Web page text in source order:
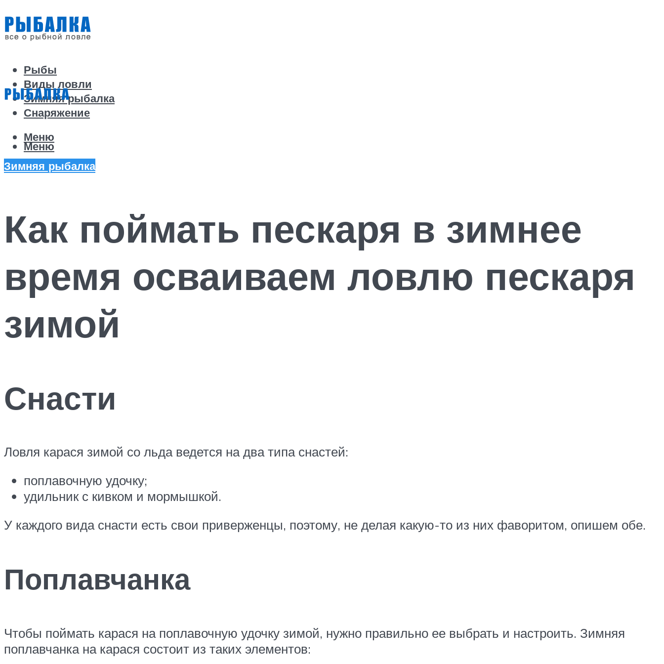
Рыбы
Виды ловли
Зимняя рыбалка
Снаряжение
Меню
Меню
Зимняя рыбалка
Как поймать пескаря в зимнее
время осваиваем ловлю пескаря
зимой
Снасти
Ловля карася зимой со льда ведется на два типа снастей:
поплавочную удочку;
удильник с кивком и мормышкой.
У каждого вида снасти есть свои приверженцы, поэтому, не делая какую-то из них фаворитом, опишем обе.
Поплавчанка
Чтобы поймать карася на поплавочную удочку зимой, нужно правильно ее выбрать и настроить. Зимняя
поплавчанка на карася состоит из таких элементов: